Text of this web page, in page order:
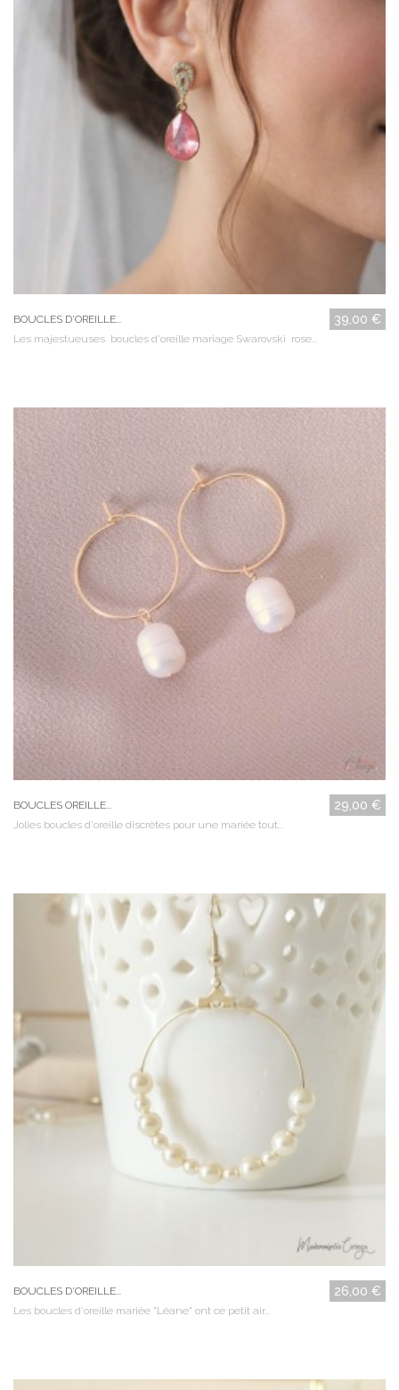
BOUCLES D'OREILLE... 39,00 €
Les majestueuses boucles d'oreille mariage Swarovski rose...
BOUCLES OREILLE... 29,00 €
Jolies boucles d'oreille discrètes pour une mariée tout...
BOUCLES D'OREILLE... 26,00 €
Les boucles d'oreille mariée "Léane" ont ce petit air...